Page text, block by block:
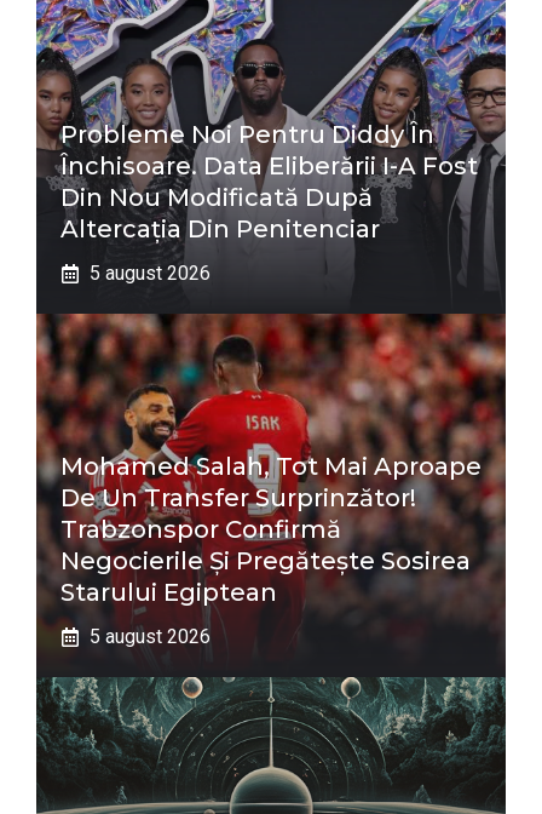
Probleme Noi Pentru Diddy În
Închisoare. Data Eliberării I-A Fost
Din Nou Modificată După
Altercația Din Penitenciar
5 august 2026
Mohamed Salah, Tot Mai Aproape
De Un Transfer Surprinzător!
Trabzonspor Confirmă
Negocierile Și Pregătește Sosirea
Starului Egiptean
5 august 2026